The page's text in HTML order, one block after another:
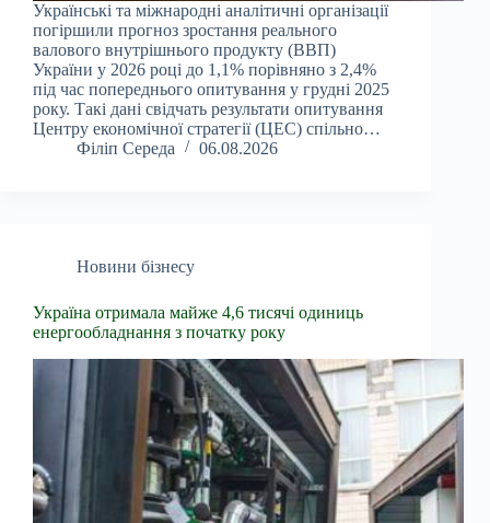
Українські та міжнародні аналітичні організації
погіршили прогноз зростання реального
валового внутрішнього продукту (ВВП)
України у 2026 році до 1,1% порівняно з 2,4%
під час попереднього опитування у грудні 2025
року. Такі дані свідчать результати опитування
Центру економічної стратегії (ЦЕС) спільно…
Філіп Середа
06.08.2026
Новини бізнесу
Україна отримала майже 4,6 тисячі одиниць
енергообладнання з початку року